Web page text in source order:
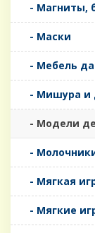
- Магниты,
- Маски
- Мебель
- Мишура и
- Модели
-
- Мягкая
- Мягкие